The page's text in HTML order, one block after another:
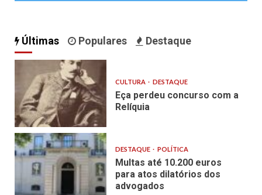
Últimas Populares Destaque
CULTURA DESTAQUE
Eça perdeu concurso com a
Relíquia
DESTAQUE POLÍTICA
Multas até 10.200 euros
para atos dilatórios dos
advogados